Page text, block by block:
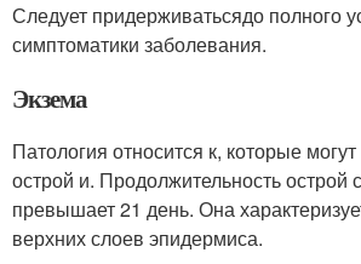
Следует придерживатьсядо полного
симптоматики заболевания.
Экзема
Патология относится к, которые могут
острой и. Продолжительность острой
превышает 21 день. Она
верхних слоев эпидермиса.